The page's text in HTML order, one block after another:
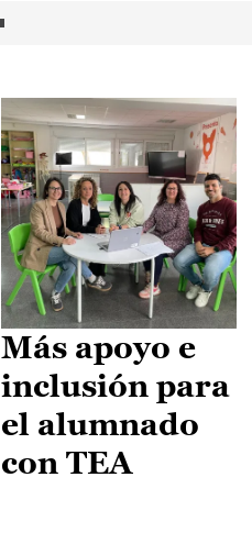
Más apoyo e
inclusión para
el alumnado
con TEA